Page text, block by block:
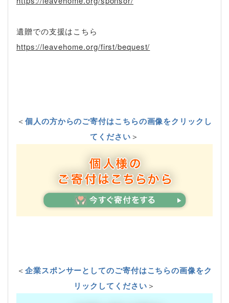
遺贈での支援はこちら
https://leavehome.org/first/bequest/
＜個人の方からのご寄付はこちらの画像をクリックし
てください＞
＜企業スポンサーとしてのご寄付はこちらの画像をク
リックしてください＞